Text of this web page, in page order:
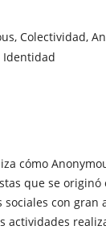
Colectividad,
Identidad
cómo
que se
con gran
actividades